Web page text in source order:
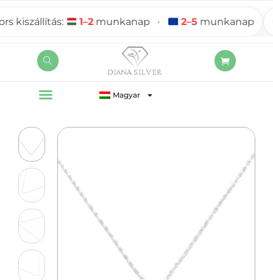
Magyar
1–2munkanap • 2–5 munkanap